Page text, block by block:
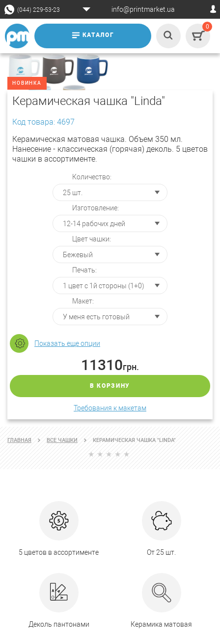
(044) 229-53-23 info@printmarket.ua
КАТАЛОГ
0
Керамическая чашка "Linda"
Код товара: 4697
Керамическая матовая чашка. Объем 350 мл.
Нанесение - классическая (горячая) деколь. 5 цветов
чашки в ассортименте.
Количество:
Изготовление:
Цвет чашки:
Печать:
Макет:
Показать еще опции
11310грн.
В КОРЗИНУ
Требования к макетам
НОВИНКА
ГЛАВНАЯ ВСЕ ЧАШКИ КЕРАМИЧЕСКАЯ ЧАШКА "LINDA"
5 цветов в ассортименте От 25 шт.
Деколь пантонами Керамика матовая